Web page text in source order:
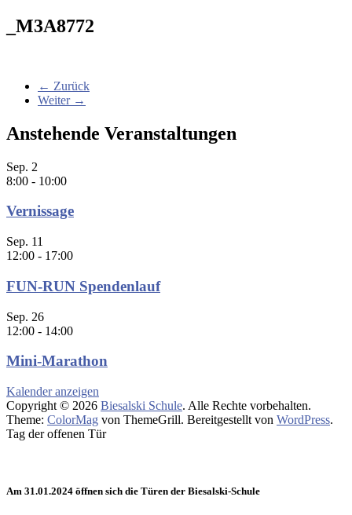
_M3A8772
← Zurück
Weiter →
Anstehende Veranstaltungen
Sep. 2
8:00 - 10:00
Vernissage
Sep. 11
12:00 - 17:00
FUN-RUN Spendenlauf
Sep. 26
12:00 - 14:00
Mini-Marathon
Kalender anzeigen
Copyright © 2026 Biesalski Schule. Alle Rechte vorbehalten.
Theme: ColorMag von ThemeGrill. Bereitgestellt von WordPress.
Tag der offenen Tür
Am 31.01.2024 öffnen sich die Türen der Biesalski-Schule